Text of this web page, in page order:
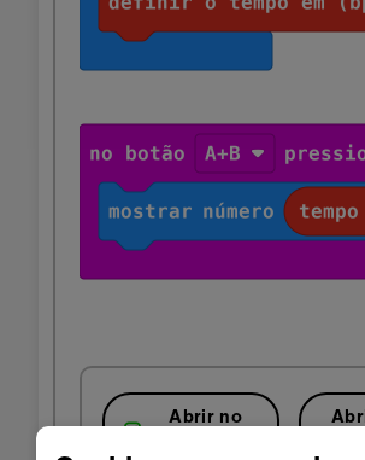
Abrir no